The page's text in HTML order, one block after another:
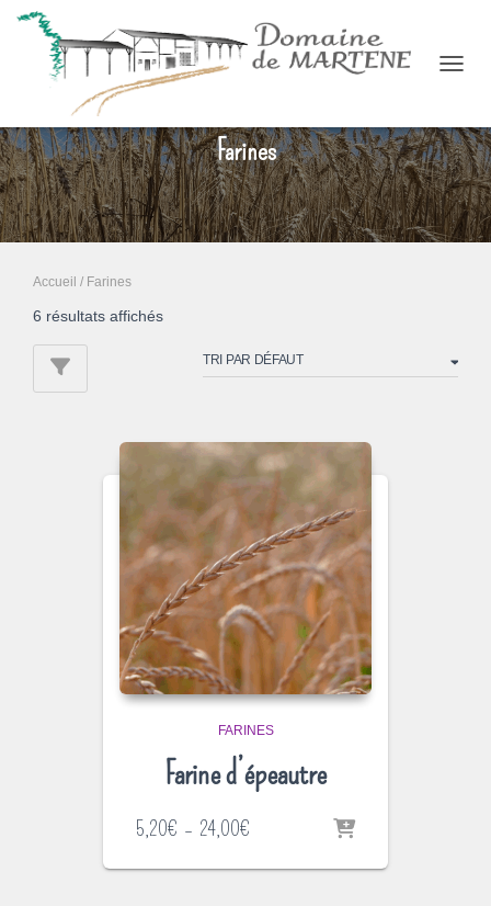
Farines
Accueil / Farines
6 résultats affichés
FARINES
Farine d’épeautre
5,20€ – 24,00€
prix :